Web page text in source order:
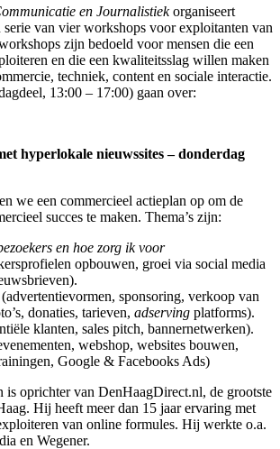
en Journalistiekorganiseert
serie van vier workshops voor exploitanten van
zijn bedoeld voor mensen die een
en die een kwaliteitsslag willen maken
techniek, content en sociale interactie.
13:00 – 17:00) gaan over:
hyperlokale nieuwssites – donderdag
we een commercieel actieplan op om de
succes te maken. Thema’s zijn:
en hoe zorg ik voor
opbouwen, groei via social media
(advertentievormen, sponsoring, verkoop van
donaties, tarieven, adserving platforms).
klanten, sales pitch, bannernetwerken).
webshop, websites bouwen,
Google & Facebooks Ads)
is oprichter van DenHaagDirect.nl, de grootste
Hij heeft meer dan 15 jaar ervaring met
van online formules. Hij werkte o.a.
en Wegener.